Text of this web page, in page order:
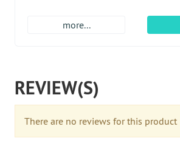
more...
REVIEW(S)
There are no reviews for this product